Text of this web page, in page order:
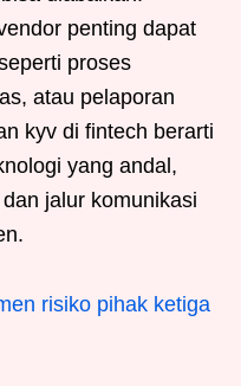
penting dapat
proses
atau pelaporan
kyv di fintech berarti
yang andal,
jalur komunikasi
risiko pihak ketiga